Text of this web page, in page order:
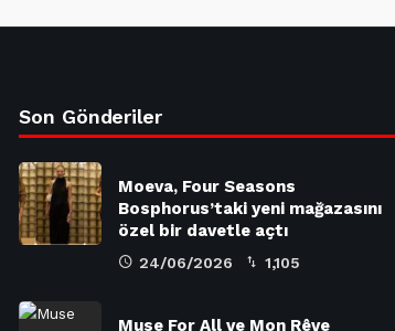
Son Gönderiler
Moeva, Four Seasons
Bosphorus’taki yeni mağazasını
özel bir davetle açtı
24/06/2026 1,105
Muse For All ve Mon Rêve